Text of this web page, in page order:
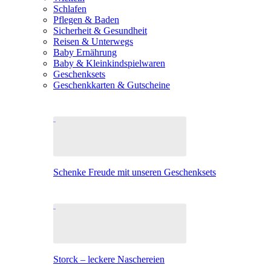
Schlafen
Pflegen & Baden
Sicherheit & Gesundheit
Reisen & Unterwegs
Baby Ernährung
Baby & Kleinkindspielwaren
Geschenksets
Geschenkkarten & Gutscheine
Schenke Freude mit unseren Geschenksets
Storck – leckere Naschereien